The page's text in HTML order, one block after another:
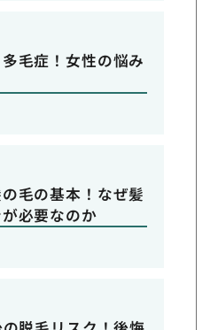
毛症！女性の悩み
毛の基本！なぜ髪
必要なのか